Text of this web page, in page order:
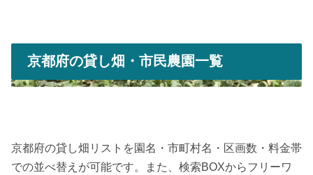
京都府の貸し畑・市民農園一覧
京都府の貸し畑リストを園名・市町村名・区画数・料金帯
での並べ替えが可能です。また、検索BOXからフリーワ